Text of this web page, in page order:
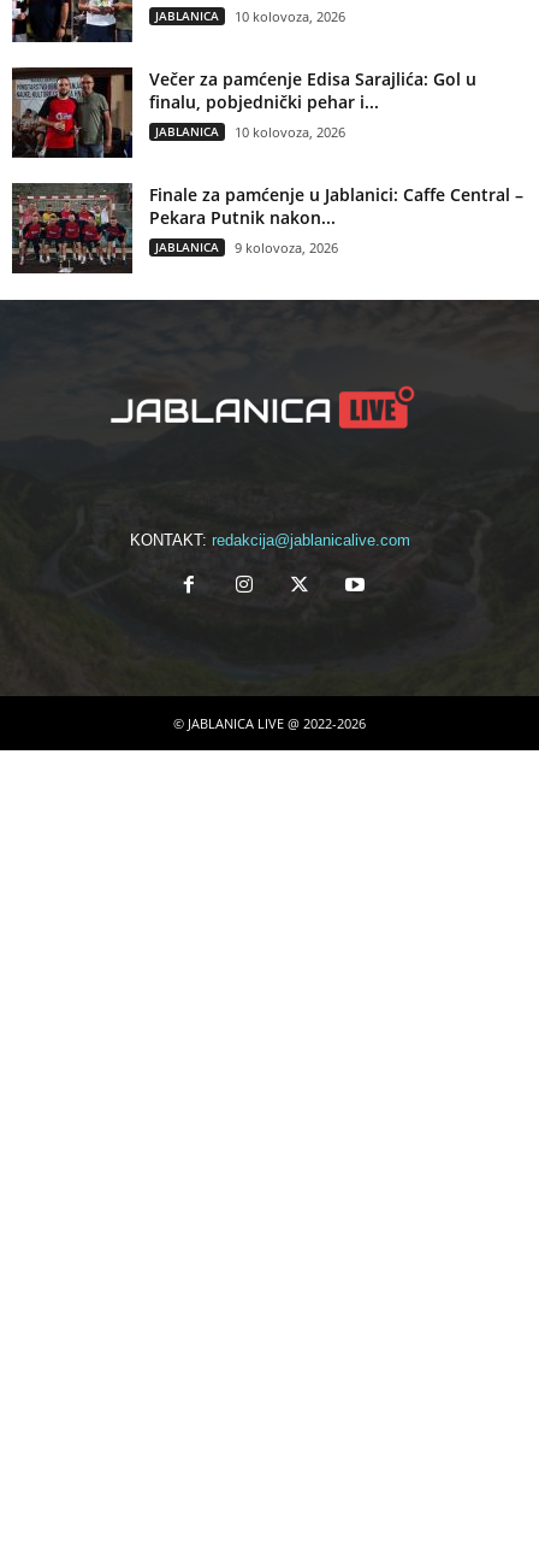
JABLANICA 10 kolovoza, 2026
Večer za pamćenje Edisa Sarajlića: Gol u
finalu, pobjednički pehar i...
JABLANICA 10 kolovoza, 2026
Finale za pamćenje u Jablanici: Caffe Central –
Pekara Putnik nakon...
JABLANICA 9 kolovoza, 2026
KONTAKT: redakcija@jablanicalive.com
© JABLANICA LIVE @ 2022-2026